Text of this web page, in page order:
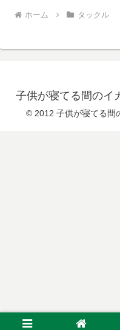
ホーム タックル
子供が寝てる間のイ
© 2012 子供が寝てる間